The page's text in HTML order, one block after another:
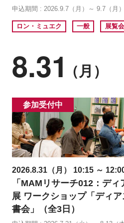
申込期間 : 2026.9.7（月）～ 9.7（月）
ロン・ミュエク 一般 展覧
8.31 （月）
参加受付中
2026.8.31（月） 10:15 ～
「MAMリサーチ012：ディ
展 ワークショップ「ディ
書会」（全3日）